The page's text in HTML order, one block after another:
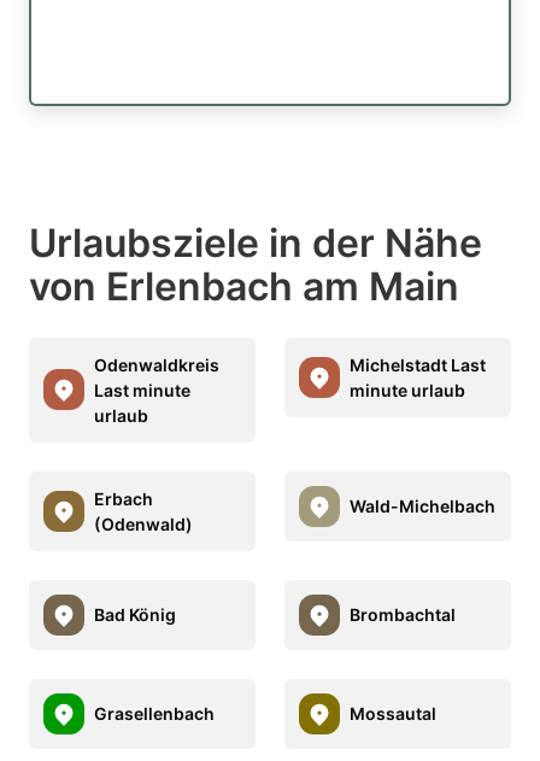
Urlaubsziele in der Nähe
von Erlenbach am Main
Odenwaldkreis
Last minute
urlaub
Michelstadt Last
minute urlaub
Erbach
(Odenwald)
Wald-Michelbach
Bad König Brombachtal
Grasellenbach Mossautal